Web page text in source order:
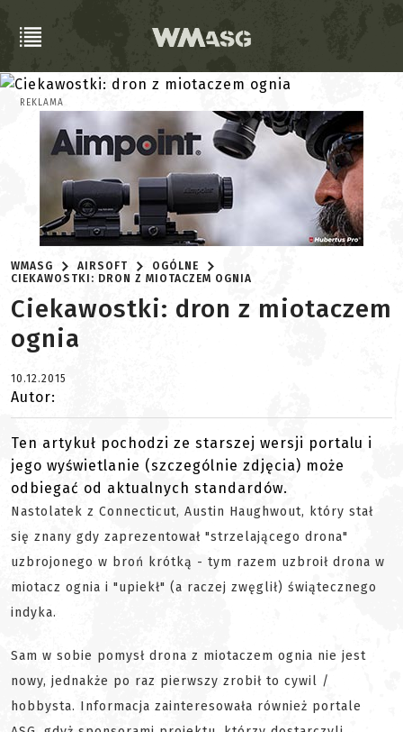
REKLAMA
WMASG AIRSOFT
OGÓLNE
CIEKAWOSTKI: DRON Z MIOTACZEM OGNIA
Ciekawostki: dron z miotaczem
ognia
10.12.2015
Autor:
Ten artykuł pochodzi ze starszej wersji portalu i
jego wyświetlanie (szczególnie zdjęcia) może
odbiegać od aktualnych standardów.
Nastolatek z Connecticut, Austin Haughwout, który stał
się znany gdy zaprezentował "strzelającego drona"
uzbrojonego w broń krótką - tym razem uzbroił drona w
miotacz ognia i "upiekł" (a raczej zwęglił) świątecznego
indyka.
Sam w sobie pomysł drona z miotaczem ognia nie jest
nowy, jednakże po raz pierwszy zrobił to cywil /
hobbysta. Informacja zainteresowała również portale